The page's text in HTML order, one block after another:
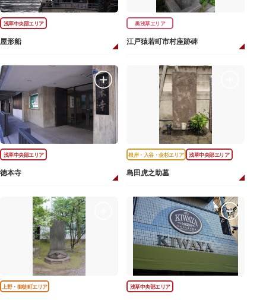
浅草中央部エリア
屋形船
奥浅草エリア
江戸猿若町市村座跡碑
浅草中央部エリア
徳本寺
根岸・入谷・金杉エリア 浅草中央部エリア
島田虎之助墓
上野・御徒町エリア 浅草中央部エリア